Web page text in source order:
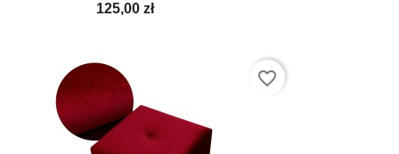
125,00 zł
favorite_border